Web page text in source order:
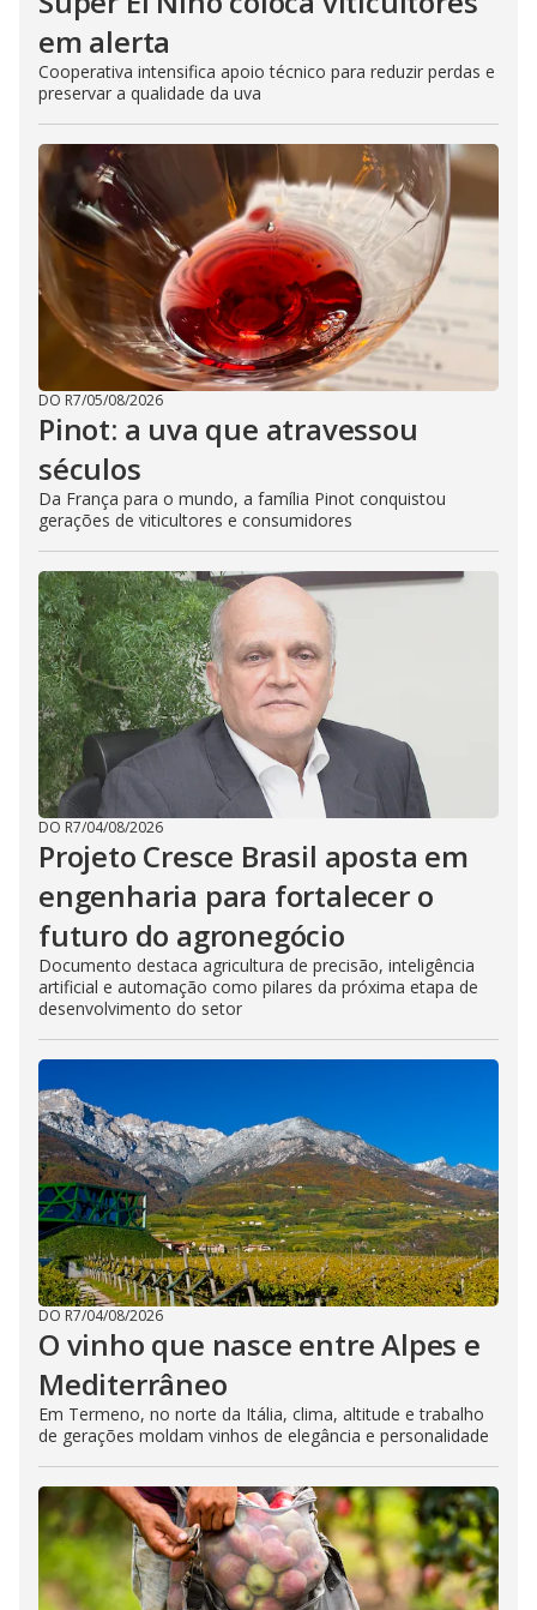
em alerta
Cooperativa intensifica apoio técnico para reduzir perdas e
preservar a qualidade da uva
DO R7/05/08/2026
Pinot: a uva que atravessou
séculos
Da França para o mundo, a família Pinot conquistou
gerações de viticultores e consumidores
DO R7/04/08/2026
Projeto Cresce Brasil aposta em
engenharia para fortalecer o
futuro do agronegócio
Documento destaca agricultura de precisão, inteligência
artificial e automação como pilares da próxima etapa de
desenvolvimento do setor
DO R7/04/08/2026
O vinho que nasce entre Alpes e
Mediterrâneo
Em Termeno, no norte da Itália, clima, altitude e trabalho
de gerações moldam vinhos de elegância e personalidade